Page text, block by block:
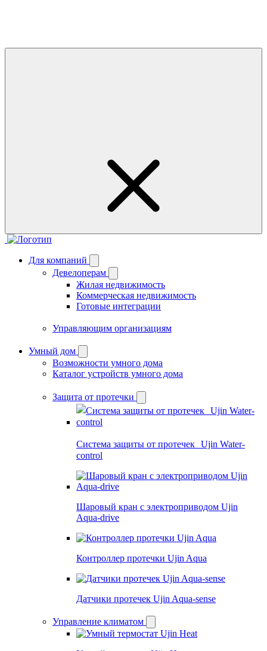
Для компаний
Девелоперам
Жилая недвижимость
Коммерческая недвижимость
Готовые интеграции
Управляющим организациям
Умный дом
Возможности умного дома
Каталог устройств умного дома
Защита от протечки
Система защиты от протечек Ujin Water-
control
Шаровый кран с электроприводом Ujin
Aqua-drive
Контроллер протечки Ujin Aqua
Датчики протечек Ujin Aqua-sense
Управление климатом